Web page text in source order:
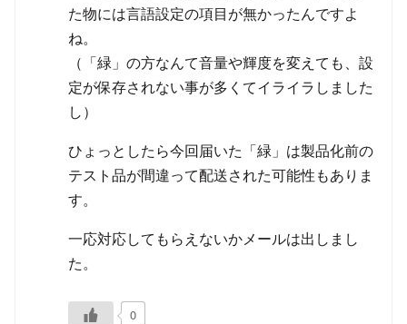
た物には言語設定の項目が無かったんですよ
ね。
（「緑」の方なんて音量や輝度を変えても、設
定が保存されない事が多くてイライラしました
し）
ひょっとしたら今回届いた「緑」は製品化前の
テスト品が間違って配送された可能性もありま
す。
一応対応してもらえないかメールは出しまし
た。
0